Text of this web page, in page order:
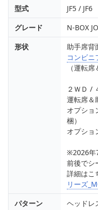
型式
JF5 / JF6
グレード
N-BOX
形状
助手席背
コンビニ
（運転
２ＷＤ /
運転席＆
オプショ
梱）
オプショ
※2026年
前後でシ
詳細はこ
リーズ
パターン
ヘッドレ